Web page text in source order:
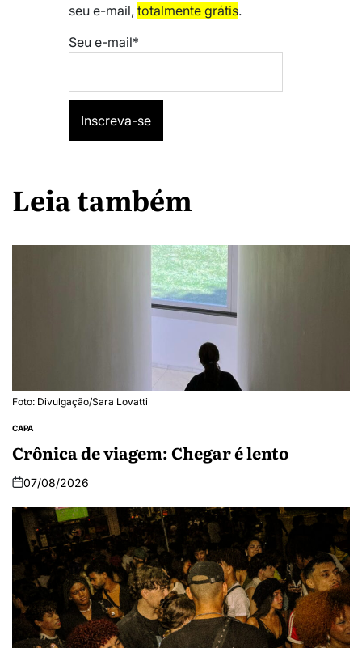
seu e-mail, totalmente grátis.
Seu e-mail*
Leia também
Foto: Divulgação/Sara Lovatti
CAPA
Crônica de viagem: Chegar é lento
07/08/2026